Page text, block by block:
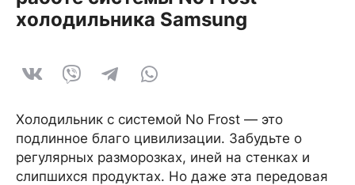
холодильника Samsung
Холодильник с системой No Frost — это
подлинное благо цивилизации. Забудьте о
регулярных разморозках, иней на стенках и
слипшихся продуктах. Но даже эта передовая